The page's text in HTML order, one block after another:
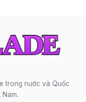
trong nước và Quốc